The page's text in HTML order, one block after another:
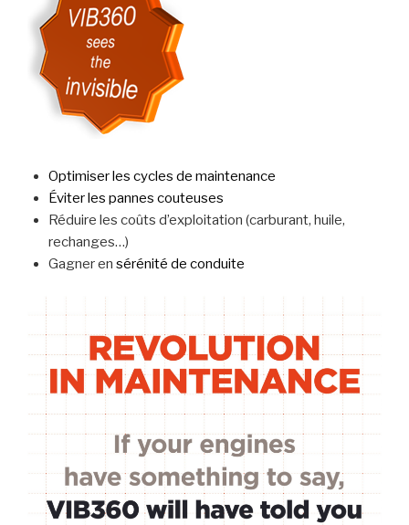
Optimiser les cycles de maintenance
Éviter les pannes couteuses
Réduire les coûts d’exploitation (carburant, huile,
rechanges…)
Gagner en sérénité de conduite